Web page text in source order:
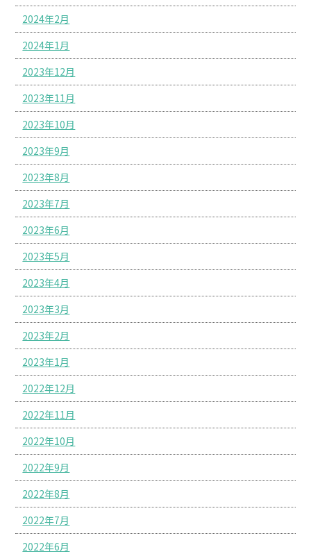
2024年2月
2024年1月
2023年12月
2023年11月
2023年10月
2023年9月
2023年8月
2023年7月
2023年6月
2023年5月
2023年4月
2023年3月
2023年2月
2023年1月
2022年12月
2022年11月
2022年10月
2022年9月
2022年8月
2022年7月
2022年6月